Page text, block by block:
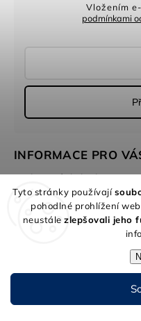
Tyto stránky používají
pohodlné prohlížení
neustálezlepšovali jeho
Vložením
podmínkami
INFORMACE PRO
Hodnocení obchodu
Obchodní podmínky
Formuláře